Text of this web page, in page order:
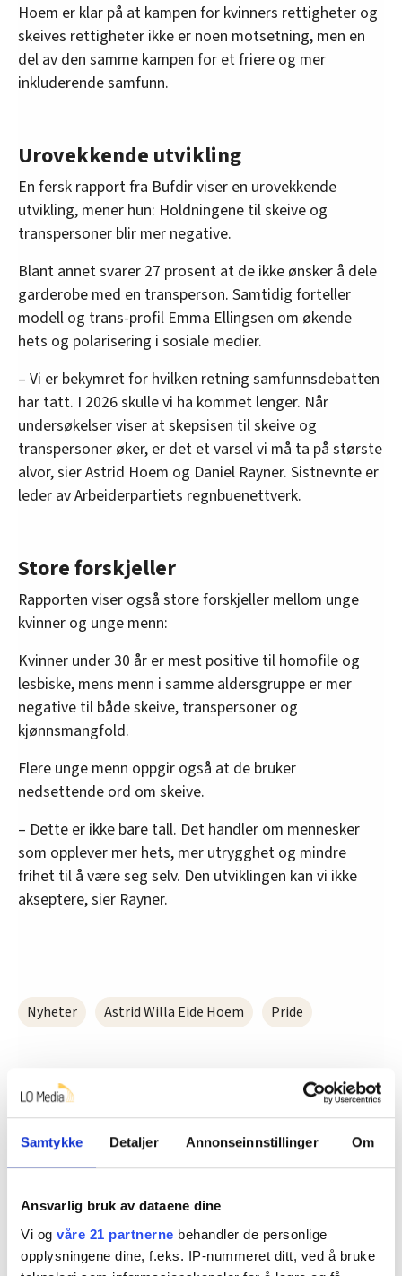
Samtykke Detaljer Annonseinnstillinger Om
Ansvarlig bruk av dataene dine
Vi og våre 21 partnerne behandler de personlige
opplysningene dine, f.eks. IP-nummeret ditt, ved å bruke
Hoem er klar på at kampen for kvinners rettigheter og
skeives rettigheter ikke er noen motsetning, men en
del av den samme kampen for et friere og mer
inkluderende samfunn.
Urovekkende utvikling
En fersk rapport fra Bufdir viser en urovekkende
utvikling, mener hun: Holdningene til skeive og
transpersoner blir mer negative.
Blant annet svarer 27 prosent at de ikke ønsker å dele
garderobe med en transperson. Samtidig forteller
modell og trans-profil Emma Ellingsen om økende
hets og polarisering i sosiale medier.
– Vi er bekymret for hvilken retning samfunnsdebatten
har tatt. I 2026 skulle vi ha kommet lenger. Når
undersøkelser viser at skepsisen til skeive og
transpersoner øker, er det et varsel vi må ta på største
alvor, sier Astrid Hoem og Daniel Rayner. Sistnevnte er
leder av Arbeiderpartiets regnbuenettverk.
Store forskjeller
Rapporten viser også store forskjeller mellom unge
kvinner og unge menn:
Kvinner under 30 år er mest positive til homofile og
lesbiske, mens menn i samme aldersgruppe er mer
negative til både skeive, transpersoner og
kjønnsmangfold.
Flere unge menn oppgir også at de bruker
nedsettende ord om skeive.
– Dette er ikke bare tall. Det handler om mennesker
som opplever mer hets, mer utrygghet og mindre
frihet til å være seg selv. Den utviklingen kan vi ikke
akseptere, sier Rayner.
Nyheter Astrid Willa Eide Hoem Pride
Del artikkel
Nå:5stillingsannonser